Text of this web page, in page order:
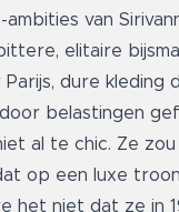
ambities van
elitaire
dure kleding
belastingen
al te chic. Ze
op een luxe
het niet dat ze in